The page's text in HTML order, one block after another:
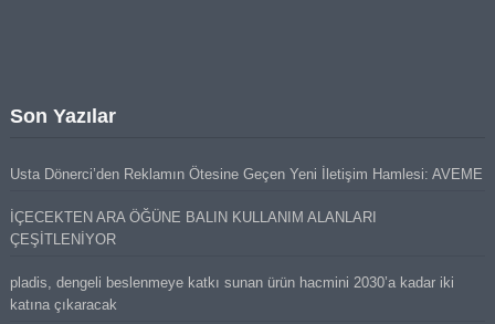
Son Yazılar
Usta Dönerci’den Reklamın Ötesine Geçen Yeni İletişim Hamlesi: AVEME
İÇECEKTEN ARA ÖĞÜNE BALIN KULLANIM ALANLARI
ÇEŞİTLENİYOR
pladis, dengeli beslenmeye katkı sunan ürün hacmini 2030’a kadar iki
katına çıkaracak